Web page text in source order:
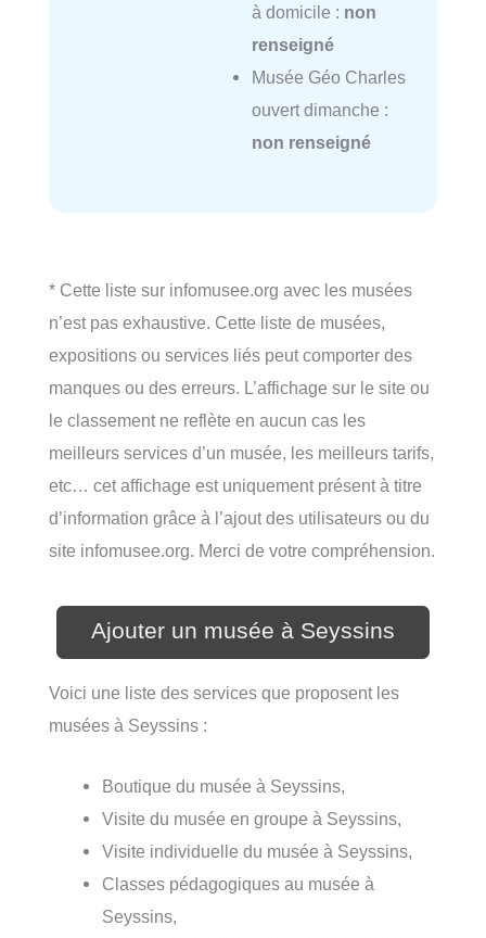
à domicile : non
renseigné
Musée Géo Charles
ouvert dimanche :
non renseigné
* Cette liste sur infomusee.org avec les musées
n’est pas exhaustive. Cette liste de musées,
expositions ou services liés peut comporter des
manques ou des erreurs. L’affichage sur le site ou
le classement ne reflète en aucun cas les
meilleurs services d’un musée, les meilleurs tarifs,
etc… cet affichage est uniquement présent à titre
d’information grâce à l’ajout des utilisateurs ou du
site infomusee.org. Merci de votre compréhension.
Ajouter un musée à Seyssins
Voici une liste des services que proposent les
musées à Seyssins :
Boutique du musée à Seyssins,
Visite du musée en groupe à Seyssins,
Visite individuelle du musée à Seyssins,
Classes pédagogiques au musée à
Seyssins,